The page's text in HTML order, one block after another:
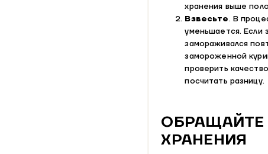
хранения выше
Взвесьте. В
уменьшается. Если
замораживался
замороженной
проверить
посчитать разницу.
ОБРАЩАЙТЕ
ХРАНЕНИЯ